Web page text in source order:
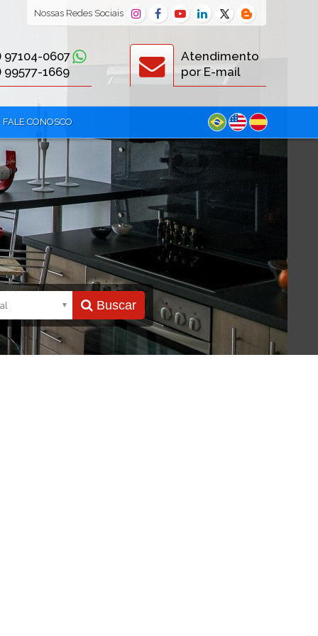
FALE CONOSCO
97104-0607
99577-1669
Atendimento
por E-mail
Nossas Redes Sociais
Buscar